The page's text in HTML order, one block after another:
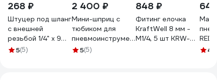
268 ₽
Штуцер под шланг
с внешней
резьбой 1/4" х 9
мм BTI 6101
5(5)
2 400 ₽
Мини-шприц с
тюбиком для
пневмоинструмента
MIGHTY SEVEN
5(5)
848 ₽
Фитинг елочка
KraftWell 8 мм -
M1/4, 5 шт KRW-
4.2